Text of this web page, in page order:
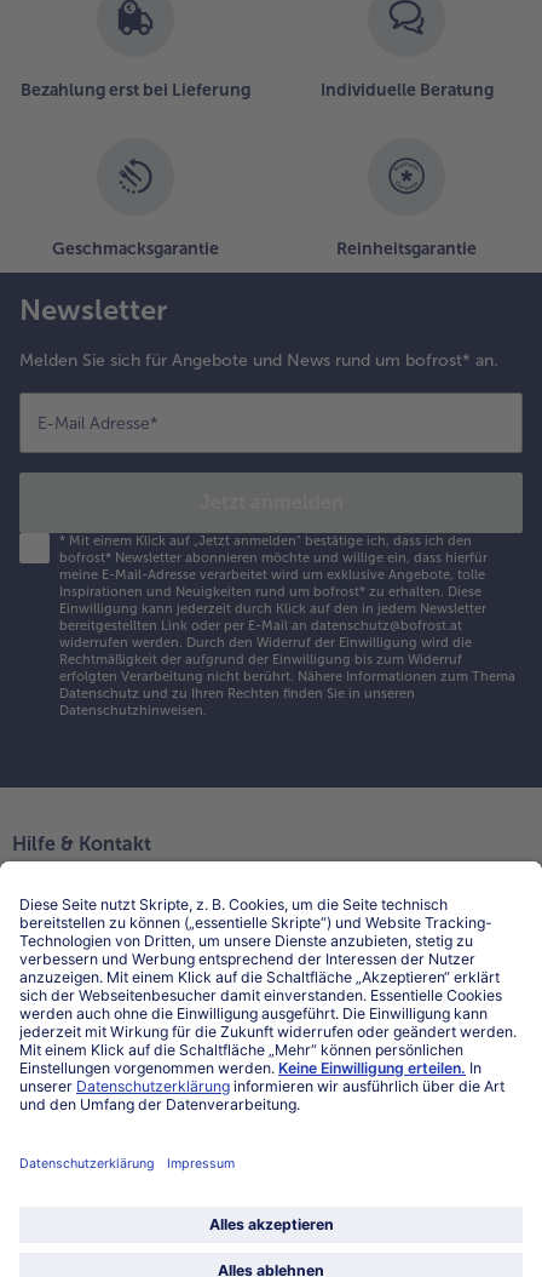
Bezahlung erst bei Lieferung Individuelle Beratung
Geschmacksgarantie Reinheitsgarantie
Newsletter
Melden Sie sich für Angebote und News rund um bofrost* an.
E-Mail Adresse*
* Mit einem Klick auf „Jetzt anmelden" bestätige ich, dass ich den
bofrost* Newsletter abonnieren möchte und willige ein, dass hierfür
meine E-Mail-Adresse verarbeitet wird um exklusive Angebote, tolle
Inspirationen und Neuigkeiten rund um bofrost* zu erhalten. Diese
Einwilligung kann jederzeit durch Klick auf den in jedem Newsletter
bereitgestellten Link oder per E-Mail an datenschutz@bofrost.at
widerrufen werden. Durch den Widerruf der Einwilligung wird die
Rechtmäßigkeit der aufgrund der Einwilligung bis zum Widerruf
erfolgten Verarbeitung nicht berührt. Nähere Informationen zum Thema
Datenschutz und zu Ihren Rechten finden Sie in unseren
Datenschutzhinweisen.
Hilfe & Kontakt
Kontakt
FAQ
Service
Unternehmen